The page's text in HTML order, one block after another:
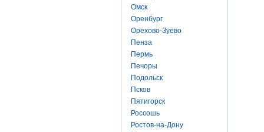
Омск
Оренбург
Орехово-Зуево
Пенза
Пермь
Печоры
Подольск
Псков
Пятигорск
Россошь
Ростов-на-Дону